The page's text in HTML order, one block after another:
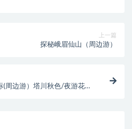
上一篇
探秘峨眉仙山（周边游）
(周边游）塔川秋色/夜游花